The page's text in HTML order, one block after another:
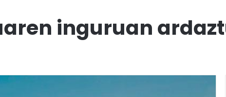
inguruan